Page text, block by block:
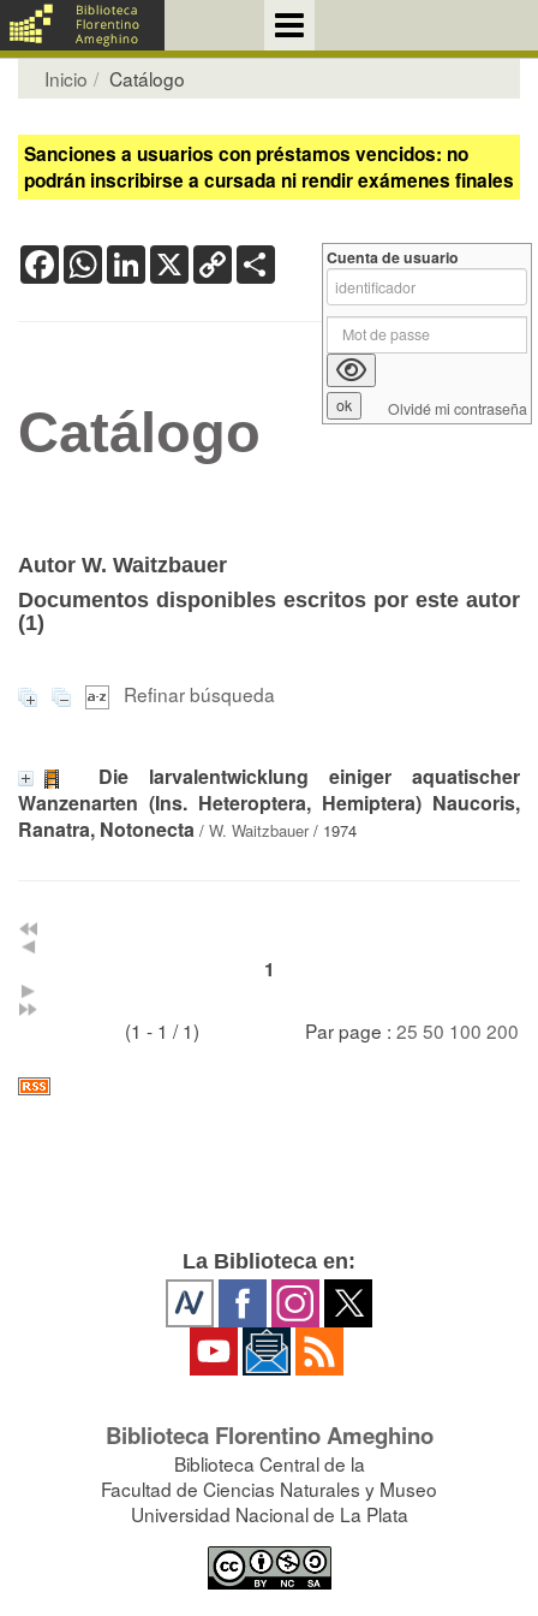
Inicio Catálogo
Sanciones a usuarios con préstamos vencidos: no
podrán inscribirse a cursada ni rendir exámenes finales
FacebookWhatsApp
LinkedIn
X Copy
Link
Catálogo
Autor W. Waitzbauer
Documentos disponibles escritos por este autor
(1)
Refinar búsqueda
Die larvalentwicklung einiger aquatischer
Wanzenarten (Ins. Heteroptera, Hemiptera) Naucoris,
Ranatra, Notonecta / W. Waitzbauer/ 1974
1
(1 - 1 / 1) Par page : 25 50 100 200
Cuenta de usuario
Olvidé mi contraseña
La Biblioteca en:
Biblioteca Florentino Ameghino
Biblioteca Central de la
Facultad de Ciencias Naturales y Museo
Universidad Nacional de La Plata